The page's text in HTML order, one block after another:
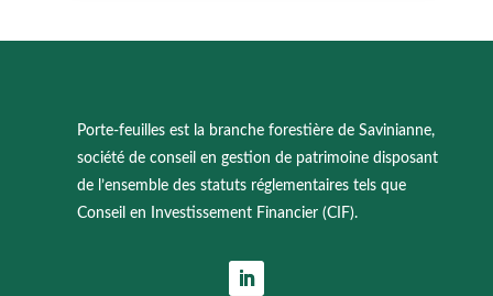
Porte-feuilles est la branche forestière de Savinianne,
société de conseil en gestion de patrimoine disposant
de l’ensemble des statuts réglementaires tels que
Conseil en Investissement Financier (CIF).